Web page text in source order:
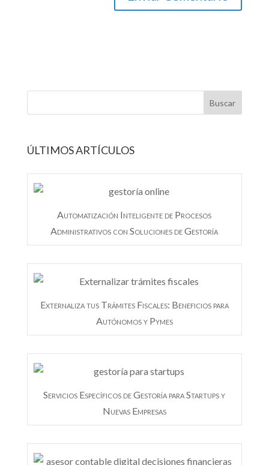
ÚLTIMOS ARTÍCULOS
Automatización Inteligente de Procesos
Administrativos con Soluciones de Gestoría
Externaliza tus Trámites Fiscales: Beneficios para
Autónomos y Pymes
Servicios Específicos de Gestoría para Startups y
Nuevas Empresas